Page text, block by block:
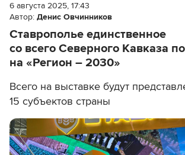
6 августа 2025, 17:43
Автор: Денис Овчинников
Ставрополье единственное
со всего Северного Кавказа
на «Регион – 2030»
Всего на выставке будут
15 субъектов страны